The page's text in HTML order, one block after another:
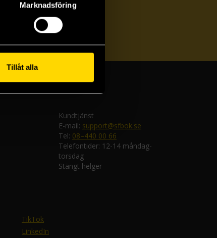
Marknadsföring
Tillåt alla
Kundtjänst
E-mail: support@sfbok.se
Tel: 08–440 00 66
Telefontider: 12-14 måndag-
torsdag
Stängt helger
TikTok
LinkedIn